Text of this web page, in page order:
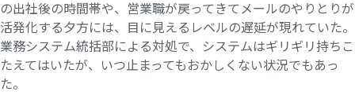
の出社後の時間帯や、営業職が戻ってきてメールのやりとりが
活発化する夕方には、目に見えるレベルの遅延が現れていた。
業務システム統括部による対処で、システムはギリギリ持ちこ
たえてはいたが、いつ止まってもおかしくない状況でもあっ
た。